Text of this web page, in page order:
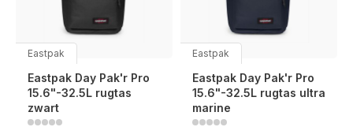
Eastpak
Eastpak Day Pak'r Pro
15.6"-32.5L rugtas
zwart
Eastpak
Eastpak Day Pak'r Pro
15.6"-32.5L rugtas ultra
marine